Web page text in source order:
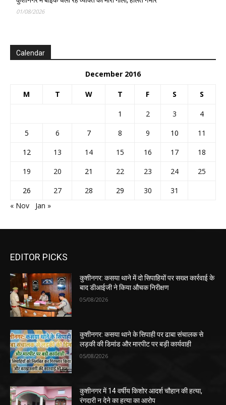
01/08/2026
Calendar
December 2016
M T W T F S S
1 2 3
4
5
6 7 8 9 10
11
12
13 14 15 16 17
18
19
20 21 22 23 24
25
26
27 28 29 30
31
« Nov
Jan »
EDITOR PICKS
कुशीनगर: कसया थाने में दो सिपाहियों पर सख्त कार्रवाई के
बाद डीआईजी ने किया औचक निरीक्षण
05/08/2026
कुशीनगर: कसया थाने के सिपाही पर ढाबा संचालक से
लड़की की डिमांड और मारपीट पर बड़ी कार्यवाही
05/08/2026
कुशीनगर में 14 वर्षीय किशोर आदर्श चौहान की हत्या,
रंगदारी न देने का हत्या का आरोप